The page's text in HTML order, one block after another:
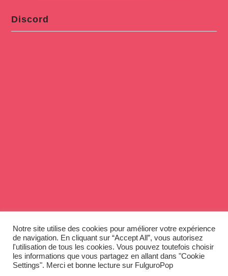
Discord
Notre site utilise des cookies pour améliorer votre expérience
de navigation. En cliquant sur “Accept All”, vous autorisez
l'utilisation de tous les cookies. Vous pouvez toutefois choisir
les informations que vous partagez en allant dans "Cookie
Settings". Merci et bonne lecture sur FulguroPop